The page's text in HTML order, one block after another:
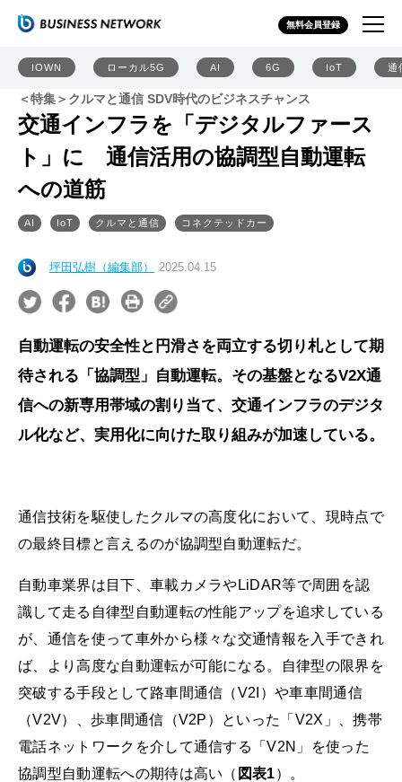
無料会員登録
IOWN ローカル5G AI 6G IoT 通
＜特集＞クルマと通信 SDV時代のビジネスチャンス
交通インフラを「デジタルファース
ト」に 通信活用の協調型自動運転
への道筋
AI IoT クルマと通信 コネクテッドカー
坪田弘樹（編集部） 2025.04.15
自動運転の安全性と円滑さを両立する切り札として期
待される「協調型」自動運転。その基盤となるV2X通
信への新専用帯域の割り当て、交通インフラのデジタ
ル化など、実用化に向けた取り組みが加速している。
通信技術を駆使したクルマの高度化において、現時点で
の最終目標と言えるのが協調型自動運転だ。
自動車業界は目下、車載カメラやLiDAR等で周囲を認
識して走る自律型自動運転の性能アップを追求している
が、通信を使って車外から様々な交通情報を入手できれ
ば、より高度な自動運転が可能になる。自律型の限界を
突破する手段として路車間通信（V2I）や車車間通信
（V2V）、歩車間通信（V2P）といった「V2X」、携帯
電話ネットワークを介して通信する「V2N」を使った
協調型自動運転への期待は高い（ 図表1）。